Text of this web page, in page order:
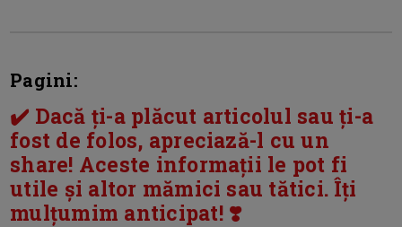
Pagini:
✔️ Dacă ți-a plăcut articolul sau ți-a
fost de folos, apreciază-l cu un
share! Aceste informații le pot fi
utile și altor mămici sau tătici. Îți
mulțumim anticipat! ❣️